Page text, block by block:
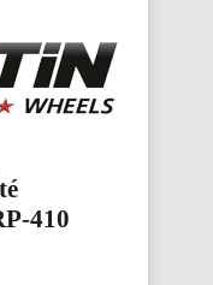
410